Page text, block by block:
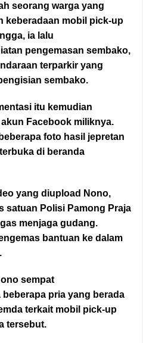
seorang warga yang
keberadaan mobil pick-up
ia lalu
pengemasan sembako,
terparkir yang
sembako.
itu kemudian
Facebook miliknya.
foto hasil jepretan
di beranda
yang diupload Nono,
satuan Polisi Pamong Praja
menjaga gudang.
bantuan ke dalam
sempat
pria yang berada
terkait mobil pick-up
tersebut.